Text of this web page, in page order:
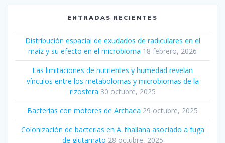
ENTRADAS RECIENTES
Distribución espacial de exudados de radiculares en el
maíz y su efecto en el microbioma 18 febrero, 2026
Las limitaciones de nutrientes y humedad revelan
vínculos entre los metabolomas y microbiomas de la
rizosfera 30 octubre, 2025
Bacterias con motores de Archaea 29 octubre, 2025
Colonización de bacterias en A. thaliana asociado a fuga
de glutamato 28 octubre, 2025